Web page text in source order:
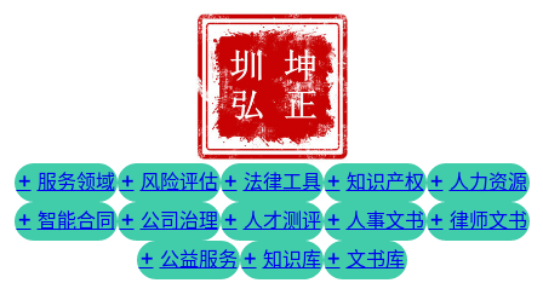
服务领域 风险评估 法律工具 知识产权
人力资源
智能合同
公司治理 人才测评 人事文书
律师文书
公益服务
知识库 文书库